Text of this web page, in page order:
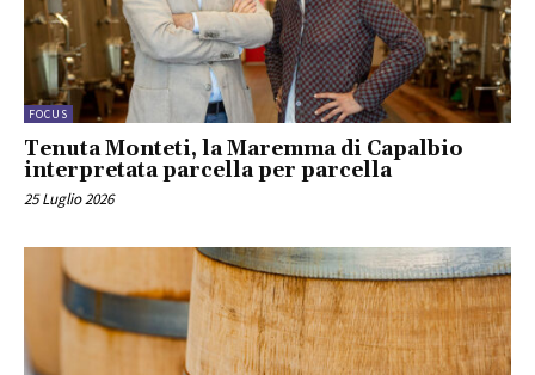
FOCUS
Tenuta Monteti, la Maremma di Capalbio
interpretata parcella per parcella
25 Luglio 2026